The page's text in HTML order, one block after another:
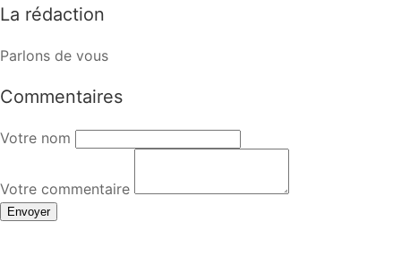
La rédaction
Parlons de vous
Commentaires
Votre nom
Votre commentaire
Envoyer